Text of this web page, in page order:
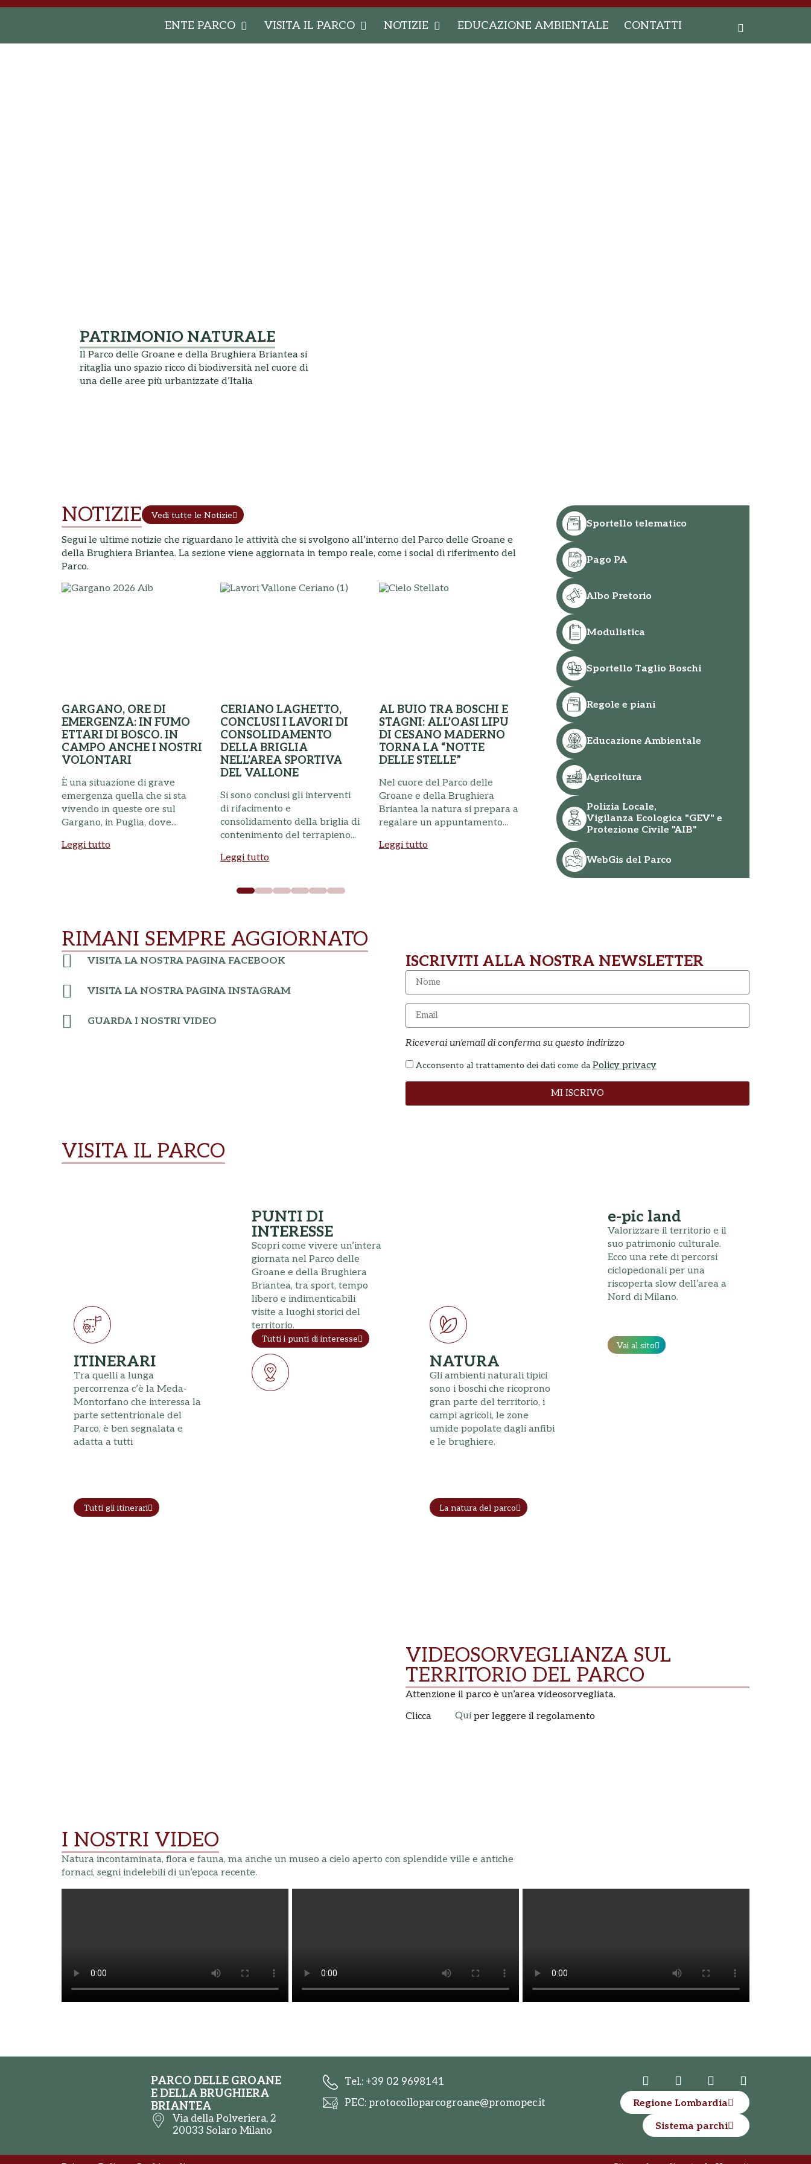
ENTE PARCO VISITA IL PARCO NOTIZIE EDUCAZIONE AMBIENTALE CONTATTI
PATRIMONIO NATURALE
Il Parco delle Groane e della Brughiera Briantea si
ritaglia uno spazio ricco di biodiversità nel cuore di
una delle aree più urbanizzate d’Italia
NOTIZIE Vedi tutte le Notizie
Segui le ultime notizie che riguardano le attività che si svolgono all’interno del Parco delle Groane e
della Brughiera Briantea. La sezione viene aggiornata in tempo reale, come i social di riferimento del
Parco.
GARGANO, ORE DI
EMERGENZA: IN FUMO
ETTARI DI BOSCO. IN
CAMPO ANCHE I NOSTRI
VOLONTARI
È una situazione di grave
emergenza quella che si sta
vivendo in queste ore sul
Gargano, in Puglia, dove...
Leggi tutto
CERIANO LAGHETTO,
CONCLUSI I LAVORI DI
CONSOLIDAMENTO
DELLA BRIGLIA
NELL’AREA SPORTIVA
DEL VALLONE
Si sono conclusi gli interventi
di rifacimento e
consolidamento della briglia di
contenimento del terrapieno...
Leggi tutto
AL BUIO TRA BOSCHI E
STAGNI: ALL’OASI LIPU
DI CESANO MADERNO
TORNA LA “NOTTE
DELLE STELLE”
Nel cuore del Parco delle
Groane e della Brughiera
Briantea la natura si prepara a
regalare un appuntamento...
Leggi tutto
MISSIONE AIB IN
PUGLIA, VISITA
ISTITUZIONALE DEL
COMANDANTE
CAMISASCA ALLA
PROTEZIONE CIVILE DI
FOGGIA
È rientrato ieri dalla Puglia il
comandante della Polizia
Locale del Parco delle Groane
e della Brughiera...
Leggi tutto
STORIA E NATURA
Groane...
Sportello telematico
Pago PA
Albo Pretorio
Modulistica
Sportello Taglio Boschi
Regole e piani
Educazione Ambientale
Agricoltura
Polizia Locale,
Vigilanza Ecologica "GEV" e
Protezione Civile "AIB"
WebGis del Parco
RIMANI SEMPRE AGGIORNATO
VISITA LA NOSTRA PAGINA FACEBOOK
VISITA LA NOSTRA PAGINA INSTAGRAM
GUARDA I NOSTRI VIDEO
ISCRIVITI ALLA NOSTRA NEWSLETTER
Riceverai un'email di conferma su questo indirizzo
Acconsento al trattamento dei dati come da Policy privacy
MI ISCRIVO
VISITA IL PARCO
ITINERARI
Tra quelli a lunga
percorrenza c’è la Meda-
Montorfano che interessa la
parte settentrionale del
Parco, è ben segnalata e
adatta a tutti
Tutti gli itinerari
PUNTI DI
INTERESSE
Scopri come vivere un’intera
giornata nel Parco delle
Groane e della Brughiera
Briantea, tra sport, tempo
libero e indimenticabili
visite a luoghi storici del
territorio.
Tutti i punti di interesse
NATURA
Gli ambienti naturali tipici
sono i boschi che ricoprono
gran parte del territorio, i
campi agricoli, le zone
umide popolate dagli anfibi
e le brughiere.
La natura del parco
e-pic land
Valorizzare il territorio e il
suo patrimonio culturale.
Ecco una rete di percorsi
ciclopedonali per una
riscoperta slow dell’area a
Nord di Milano.
Vai al sito
VIDEOSORVEGLIANZA SUL
TERRITORIO DEL PARCO
Attenzione il parco è un’area videosorvegliata.
Clicca
Qui per leggere il regolamento
I NOSTRI VIDEO
Natura incontaminata, flora e fauna, ma anche un museo a cielo aperto con splendide ville e antiche
fornaci, segni indelebili di un’epoca recente.
PARCO DELLE GROANE
E DELLA BRUGHIERA
BRIANTEA
Via della Polveriera, 2
20033 Solaro Milano
Tel.: +39 02 9698141
PEC: protocolloparcogroane@promopec.it
Regione Lombardia
Sistema parchi